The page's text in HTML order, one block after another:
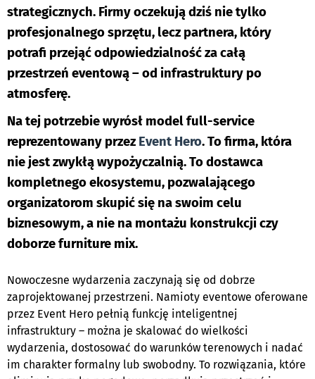
strategicznych. Firmy oczekują dziś nie tylko
profesjonalnego sprzętu, lecz partnera, który
potrafi przejąć odpowiedzialność za całą
przestrzeń eventową – od infrastruktury po
atmosferę.
Na tej potrzebie wyrósł model full-service
reprezentowany przez Event Hero. To firma, która
nie jest zwykłą wypożyczalnią. To dostawca
kompletnego ekosystemu, pozwalającego
organizatorom skupić się na swoim celu
biznesowym, a nie na montażu konstrukcji czy
doborze furniture mix.
Nowoczesne wydarzenia zaczynają się od dobrze
zaprojektowanej przestrzeni. Namioty eventowe oferowane
przez Event Hero pełnią funkcję inteligentnej
infrastruktury – można je skalować do wielkości
wydarzenia, dostosować do warunków terenowych i nadać
im charakter formalny lub swobodny. To rozwiązania, które